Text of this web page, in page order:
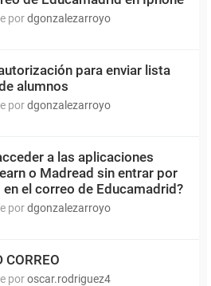
pordgonzalezarroyo
para enviar lista
alumnos
pordgonzalezarroyo
a las aplicaciones
o Madread sin entrar por
el correo de Educamadrid?
pordgonzalezarroyo
CORREO
poroscar.rodriguez4